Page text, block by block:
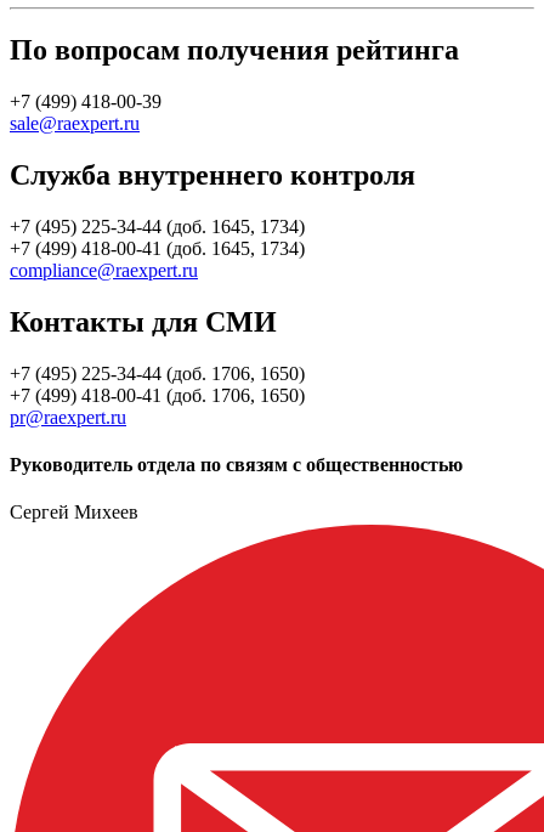
По вопросам получения рейтинга
+7 (499) 418-00-39
sale@raexpert.ru
Служба внутреннего контроля
+7 (495) 225-34-44 (доб. 1645, 1734)
+7 (499) 418-00-41 (доб. 1645, 1734)
compliance@raexpert.ru
Контакты для СМИ
+7 (495) 225-34-44 (доб. 1706, 1650)
+7 (499) 418-00-41 (доб. 1706, 1650)
pr@raexpert.ru
Руководитель отдела по связям с общественностью
Сергей Михеев